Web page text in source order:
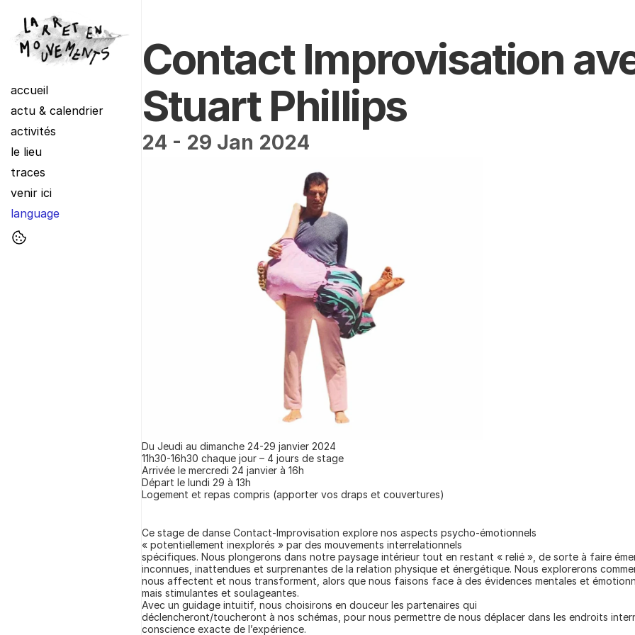
accueil
actu & calendrier
activités
le lieu
traces
venir ici
language
Contact Improvisation
Stuart Phillips
24 - 29 Jan 2024
Du Jeudi au dimanche 24-29 janvier 2024
11h30-16h30 chaque jour – 4 jours de stage
Arrivée le mercredi 24 janvier à 16h
Départ le lundi 29 à 13h
Logement et repas compris (apporter vos draps et couvertures)
Ce stage de danse Contact-Improvisation explore nos aspects psycho-émotionnels
« potentiellement inexplorés » par des mouvements interrelationnels
spécifiques. Nous plongerons dans notre paysage intérieur tout en restant « relié », de sorte à faire
inconnues, inattendues et surprenantes de la relation physique et énergétique. Nous explorerons
nous affectent et nous transforment, alors que nous faisons face à des évidences mentales et
mais stimulantes et soulageantes.
Avec un guidage intuitif, nous choisirons en douceur les partenaires qui
déclencheront/toucheront à nos schémas, pour nous permettre de nous déplacer dans les endroits
conscience exacte de l’expérience.